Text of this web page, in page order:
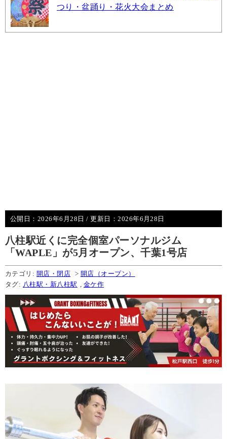
つり・盆踊り・花火大会まとめ
公開日： 2026年6月28日 / 更新日：2026年6月28日
八柱駅近くに完全個室パーソナルジム
「WAPLE」が5月オープン、千葉1号店
カテゴリ: 開店・閉店 > 開店（オープン）
タグ: 八柱駅・新八柱駅 金ケ作